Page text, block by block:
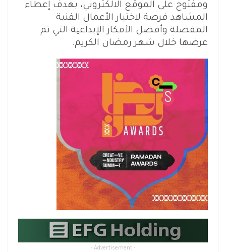
ومفتوح على الموقع الالكتروني، بهدف إعطاء
المشاهد فرصة لاختيار الأعمال الفنية
المفضلة وأفضل الأفكار الإبداعية التي تم
عرضها خلال شهر رمضان الكريم.
- Advertisement -